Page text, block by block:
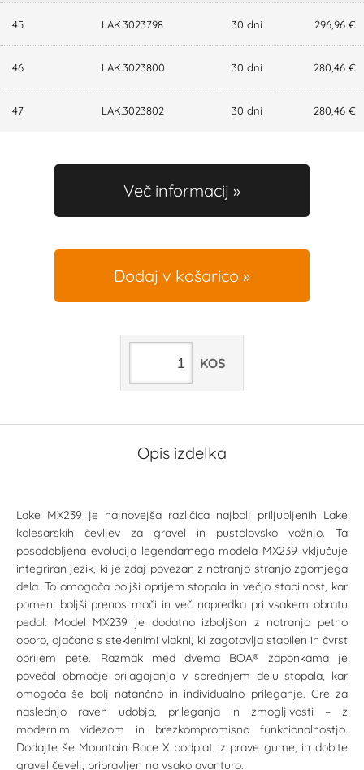
45 LAK.3023798 30 dni 296,96 €
46 LAK.3023800 30 dni 280,46 €
47 LAK.3023802 30 dni 280,46 €
Več informacij
Dodaj v košarico
KOS
Opis izdelka
Lake MX239 je najnovejša različica najbolj priljubljenih Lake
kolesarskih čevljev za gravel in pustolovsko vožnjo. Ta
posodobljena evolucija legendarnega modela MX239 vključuje
integriran jezik, ki je zdaj povezan z notranjo stranjo zgornjega
dela. To omogoča boljši oprijem stopala in večjo stabilnost, kar
pomeni boljši prenos moči in več napredka pri vsakem obratu
pedal. Model MX239 je dodatno izboljšan z notranjo petno
oporo, ojačano s steklenimi vlakni, ki zagotavlja stabilen in čvrst
oprijem pete. Razmak med dvema BOA® zaponkama je
povečal območje prilagajanja v sprednjem delu stopala, kar
omogoča še bolj natančno in individualno prileganje. Gre za
naslednjo raven udobja, prileganja in zmogljivosti – z
modernim videzom in brezkompromisno funkcionalnostjo.
Dodajte še Mountain Race X podplat iz prave gume, in dobite
gravel čevelj, pripravljen na vsako avanturo.